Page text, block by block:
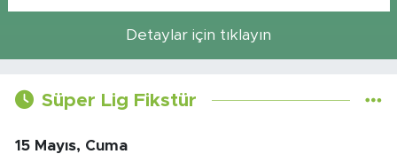
Detaylar için tıklayın
Süper Lig Fikstür
15 Mayıs, Cuma